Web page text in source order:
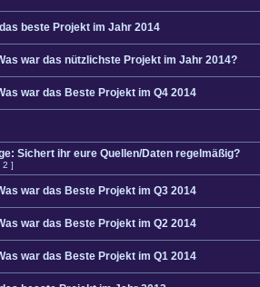
beste Projekt im Jahr 2014
war das nützlichste Projekt im Jahr 2014?
war das Beste Projekt im Q4 2014
Sichert ihr eure Quellen/Daten regelmäßig?
2 ]
war das Beste Projekt im Q3 2014
war das Beste Projekt im Q2 2014
war das Beste Projekt im Q1 2014